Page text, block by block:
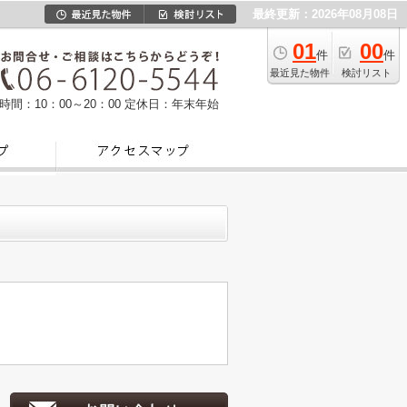
最終更新：2026年08月08日
01件
最近見た物件
00件
検討リスト
間：10：00～20：00 定休日：年末年始